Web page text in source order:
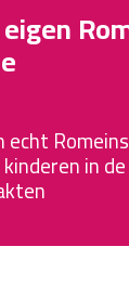
echt
in